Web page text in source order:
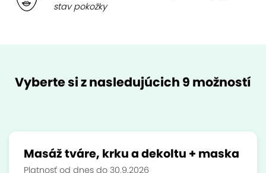
stav pokožky
Vyberte si z nasledujúcich 9 možností
Masáž tváre, krku a dekoltu + maska
Platnosť od dnes do 30.9.2026